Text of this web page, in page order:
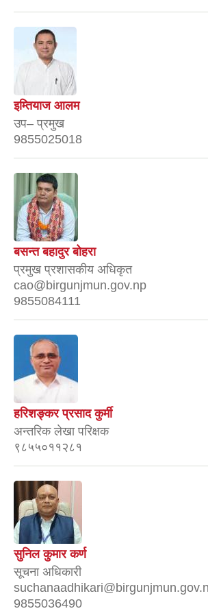
इम्तियाज आलम
उप– प्रमुख
9855025018
बसन्त बहादुर बोहरा
प्रमुख प्रशासकीय अधिकृत
cao@birgunjmun.gov.np
9855084111
हरिशङ्कर प्रसाद कुर्मी
अन्तरिक लेखा परिक्षक
९८५५०११२८१
सुनिल कुमार कर्ण
सूचना अधिकारी
9855036490